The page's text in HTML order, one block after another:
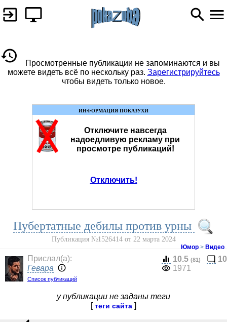
Просмотренные публикации не запоминаются и вы
можете видеть всё по нескольку раз. Зарегистрируйтесь
чтобы видеть только новое.
ИНФОРМАЦИЯ ПОКАЗУХИ
Отключите навсегда
надоедливую рекламу при
просмотре публикаций!
Отключить!
Пубертатные дебилы против урны
Публикация №1526414 от 22 марта 2024
Юмор > Видео
Прислал(a):
Гевара
Список публикаций
10.5 (81)
10
1971
у публикации не заданы теги
[теги сайта ]